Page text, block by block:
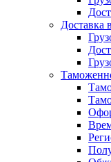
Доставка